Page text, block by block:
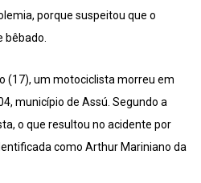
porque suspeitou que o
bêbado.
(17), um motociclista morreu em
município de Assú. Segundo a
o que resultou no acidente por
como Arthur Mariniano da